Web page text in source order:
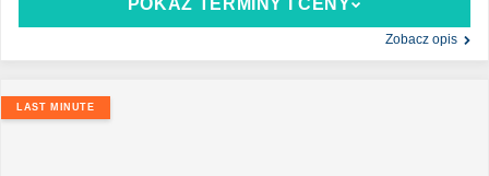
POKAŻ TERMINY I CENY
Zobacz opis
LAST MINUTE